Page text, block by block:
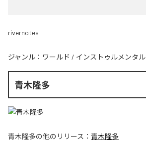
rivernotes
ジャンル： ワールド / インストゥルメンタル
青木隆多
青木隆多の他のリリース： 青木隆多